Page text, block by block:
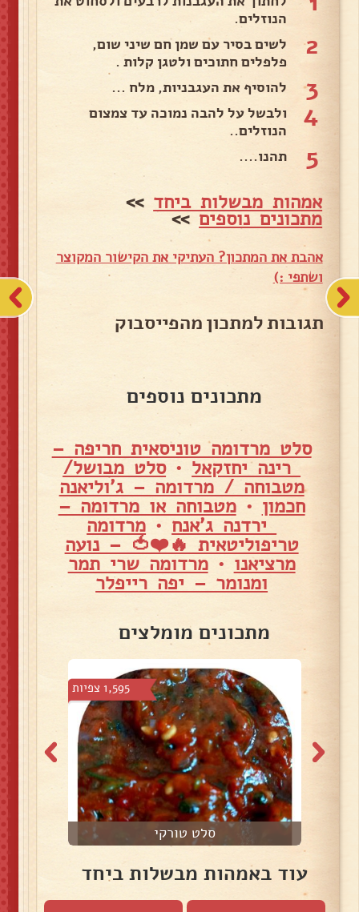
הנוזלים.
2
לשים בסיר עם שמן חם שיני שום,
פלפלים חתוכים ולטגן קלות .
3 להוסיף את העגבניות, מלח ...
4
ולבשל על להבה נמוכה עד צמצום
הנוזלים..
5 תהנו....
אמהות מבשלות ביחד >>
מתכונים נוספים>>
אהבת את המתכון? העתיקי את הקישור המקוצר
ושתפי :)
תגובות למתכון מהפייסבוק
מתכונים נוספים
סלט מרדומה טוניסאית חריפה –
רינה יחזקאל •סלט מבושל/
מטבוחה / מרדומה – ג'וליאנה
חכמון •מטבוחה או מרדומה –
ירדנה ג'אנח • מרדומה
טריפוליטאית 🔥❤️🍅 – נועה
מרציאנו •מרדומה שרי תמר
ומנומר – יפה רייפלר
מתכונים מומלצים
1,595 צפיות
סלט טורקי
עוד באמהות מבשלות ביחד